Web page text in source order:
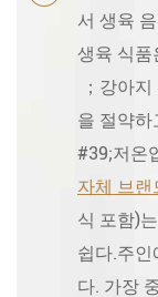
서 생육
생육 식품
；강아
을 절약
#39;저온
자체 브랜
식 포함)
쉽다.주인
다. 가장